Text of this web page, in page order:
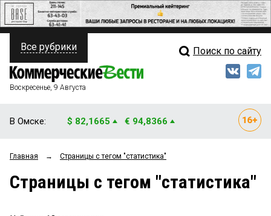
ПОЛИТИКА
ФИНАНСЫ
ОБЩЕСТВО
ЗАКОН
Свежий выпуск
Мнения
Рейтинги
Все рубрики Поиск по сайту
Воскресенье, 9 Августа
В Омске: $ 82,1665 € 94,8366
Главная → Страницы c тегом "cтатистика"
Страницы c тегом "cтатистика"